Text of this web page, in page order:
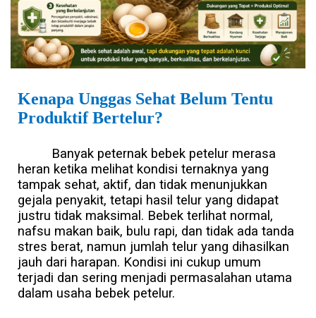
Kenapa Unggas Sehat Belum Tentu
Produktif Bertelur?
Banyak peternak bebek petelur merasa
heran ketika melihat kondisi ternaknya yang
tampak sehat, aktif, dan tidak menunjukkan
gejala penyakit, tetapi hasil telur yang didapat
justru tidak maksimal. Bebek terlihat normal,
nafsu makan baik, bulu rapi, dan tidak ada tanda
stres berat, namun jumlah telur yang dihasilkan
jauh dari harapan. Kondisi ini cukup umum
terjadi dan sering menjadi permasalahan utama
dalam usaha bebek petelur.